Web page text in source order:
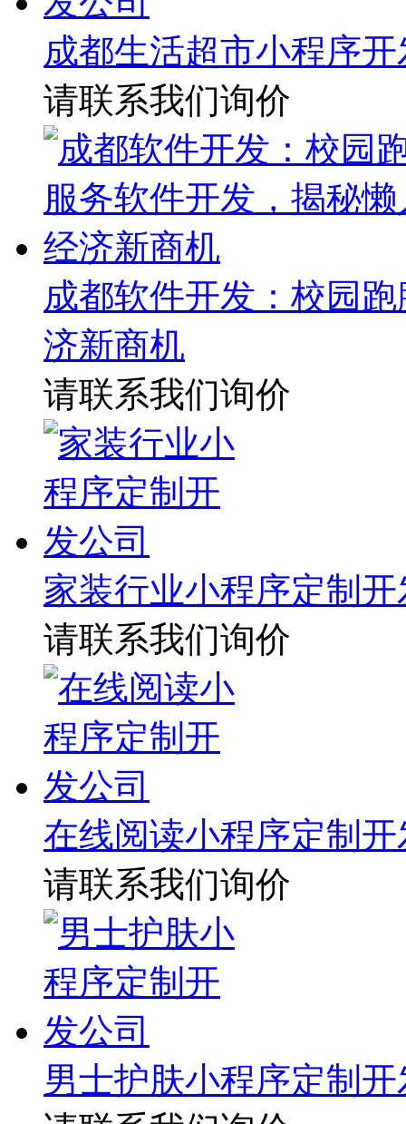
成都生活超市小程序
请联系我们询价
成都软件开发：校园
济新商机
请联系我们询价
家装行业小程序定制
请联系我们询价
在线阅读小程序定制
请联系我们询价
男士护肤小程序定制